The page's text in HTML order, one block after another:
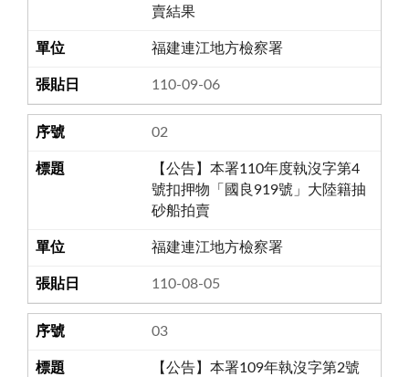
賣結果
福建連江地方檢察署
110-09-06
02
【公告】本署110年度執沒字第4
號扣押物「國良919號」大陸籍抽
砂船拍賣
福建連江地方檢察署
110-08-05
03
【公告】本署109年執沒字第2號